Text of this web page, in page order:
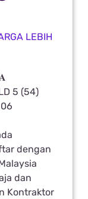
LEBIH
5 (54)
dengan
dan
Kontraktor